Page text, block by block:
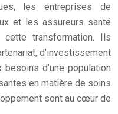
les entreprises de
et les assureurs santé
transformation. Ils
d’investissement
besoins d’une population
en matière de soins
sont au cœur de